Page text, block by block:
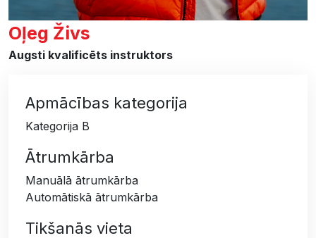
Oļeg Živs
Augsti kvalificēts instruktors
Apmācības kategorija
Kategorija B
Ātrumkārba
Manuālā ātrumkārba
Automātiskā ātrumkārba
Tikšanās vieta